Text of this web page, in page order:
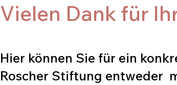
Vielen Dank für
Hier können Sie für ein
Roscher Stiftung entweder